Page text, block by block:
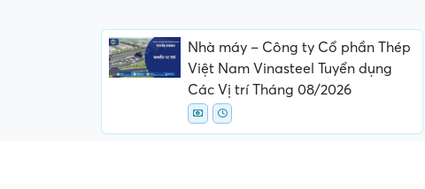
Nhà máy – Công ty Cổ phần Thép
Việt Nam Vinasteel Tuyển dụng
Các Vị trí Tháng 08/2026